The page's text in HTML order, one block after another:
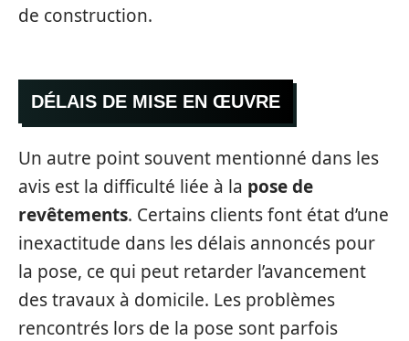
de construction.
DÉLAIS DE MISE EN ŒUVRE
Un autre point souvent mentionné dans les
avis est la difficulté liée à la pose de
revêtements. Certains clients font état d’une
inexactitude dans les délais annoncés pour
la pose, ce qui peut retarder l’avancement
des travaux à domicile. Les problèmes
rencontrés lors de la pose sont parfois